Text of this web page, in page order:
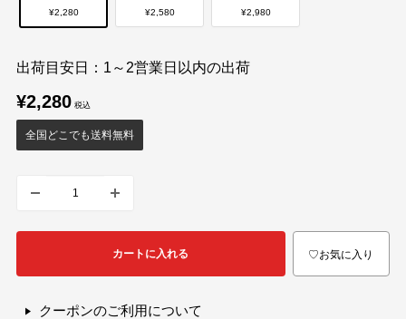
¥2,280 ¥2,580 ¥2,980
出荷目安日：1～2営業日以内の出荷
販
売
価
格
¥2,280
全国どこでも送料無料
カートに入れる ♡お気に入り
クーポンのご利用について